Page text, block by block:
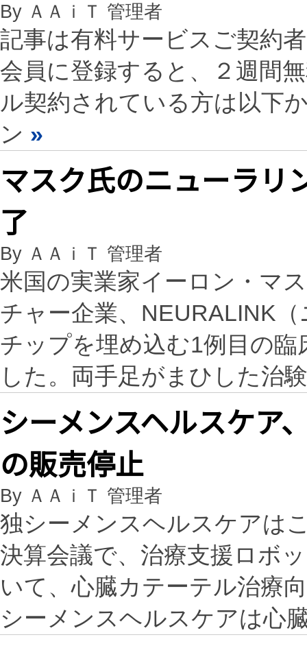
By ＡＡｉＴ 管理者
記事は有料サービスご契約
会員に登録すると、２週間
ル契約されている方は以下
ン »
マスク氏のニューラリ
了
By ＡＡｉＴ 管理者
米国の実業家イーロン・マ
チャー企業、NEURALINK
チップを埋め込む1例目の
した。両手足がまひした治
シーメンスヘルスケア
の販売停止
By ＡＡｉＴ 管理者
独シーメンスヘルスケアは
決算会議で、治療支援ロボ
いて、心臓カテーテル治療
シーメンスヘルスケアは心